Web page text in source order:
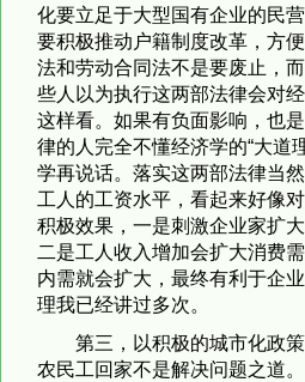
化要立足于大型国有企业的民
要积极推动户籍制度改革，方
法和劳动合同法不是要废止，
些人以为执行这两部法律会对
这样看。如果有负面影响，也
律的人完全不懂经济学的“大道
学再说话。落实这两部法律当
工人的工资水平，看起来好像
积极效果，一是刺激企业家扩
二是工人收入增加会扩大消费
内需就会扩大，最终有利于企
理我已经讲过多次。
第三，以积极的城市化政
农民工回家不是解决问题之道